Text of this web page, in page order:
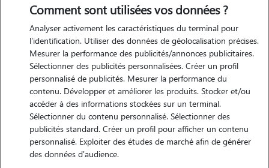
Motivation
je souhaite garder des animaux de compagnie pour plusieurs raisons.
leur compagnie et leur affection apportent du réconfort et réduisent
le stress. ils créent une routine quotidienne qui me donne un sens de
la responsabilité et de la stabilité. les interactions avec eux stimulent
mentalement et encouragent l'exercice physique, contribuant à un
mode de vie plus sain. de plus, ils améliorent la santé mentale et
Comment sont utilisées vos données ?
Analyser activement les caractéristiques du terminal pour
l'identification. Utiliser des données de géolocalisation précises.
Mesurer la performance des publicités/annonces publicitaires.
Sélectionner des publicités personnalisées. Créer un profil
personnalisé de publicités. Mesurer la performance du
contenu. Développer et améliorer les produits. Stocker et/ou
accéder à des informations stockées sur un terminal.
Sélectionner du contenu personnalisé. Sélectionner des
publicités standard. Créer un profil pour afficher un contenu
personnalisé. Exploiter des études de marché afin de générer
des données d'audience.